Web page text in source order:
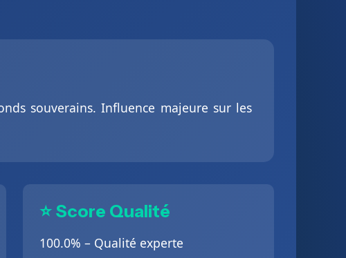
souverains. Influence majeure sur les
⭐ Score Qualité
100.0% – Qualité experte